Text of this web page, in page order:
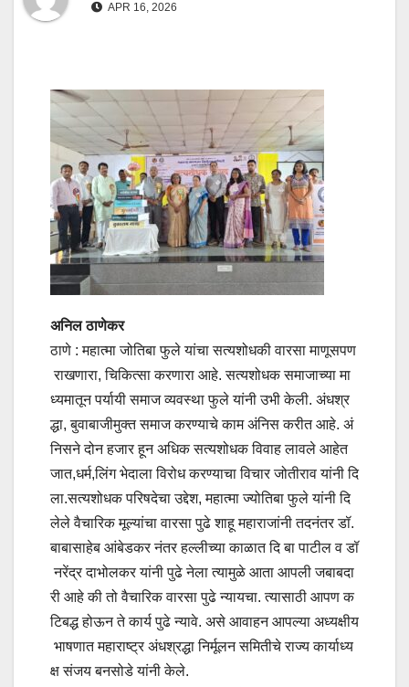
APR 16, 2026
अनिल ठाणेकर
ठाणे : महात्मा जोतिबा फुले यांचा सत्यशोधकी वारसा माणूसपण
राखणारा, चिकित्सा करणारा आहे. सत्यशोधक समाजाच्या मा
ध्यमातून पर्यायी समाज व्यवस्था फुले यांनी उभी केली. अंधश्र
द्धा, बुवाबाजीमुक्त समाज करण्याचे काम अंनिस करीत आहे. अं
निसने दोन हजार हून अधिक सत्यशोधक विवाह लावले आहेत
जात,धर्म,लिंग भेदाला विरोध करण्याचा विचार जोतीराव यांनी दि
ला.सत्यशोधक परिषदेचा उद्देश, महात्मा ज्योतिबा फुले यांनी दि
लेले वैचारिक मूल्यांचा वारसा पुढे शाहू महाराजांनी तदनंतर डॉ.
बाबासाहेब आंबेडकर नंतर हल्लीच्या काळात दि बा पाटील व डॉ
नरेंद्र दाभोलकर यांनी पुढे नेला त्यामुळे आता आपली जबाबदा
री आहे की तो वैचारिक वारसा पुढे न्यायचा. त्यासाठी आपण क
टिबद्ध होऊन ते कार्य पुढे न्यावे. असे आवाहन आपल्या अध्यक्षीय
भाषणात महाराष्ट्र अंधश्रद्धा निर्मूलन समितीचे राज्य कार्याध्य
क्ष संजय बनसोडे यांनी केले.